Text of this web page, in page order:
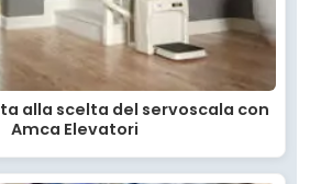
alla scelta del servoscala con
Amca Elevatori